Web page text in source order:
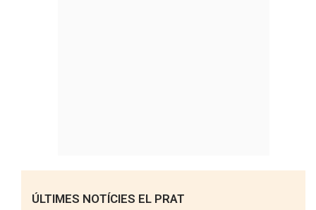
ÚLTIMES NOTÍCIES EL PRAT